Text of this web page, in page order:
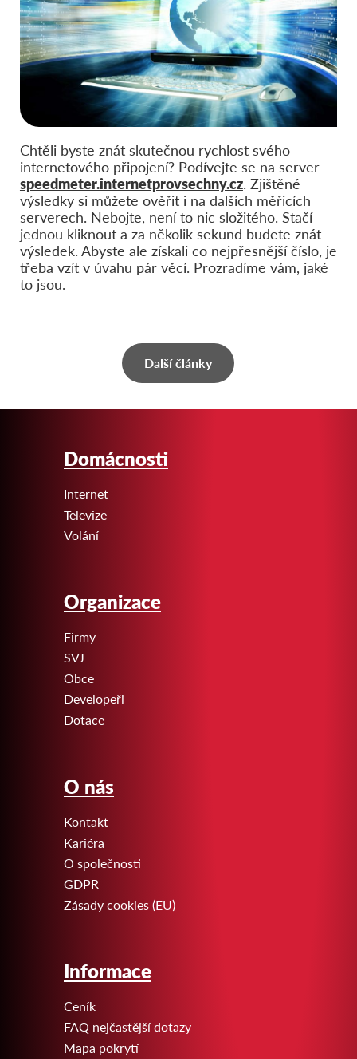
Chtěli byste znát skutečnou rychlost svého
internetového připojení? Podívejte se na server
speedmeter.internetprovsechny.cz. Zjištěné
výsledky si můžete ověřit i na dalších měřicích
serverech. Nebojte, není to nic složitého. Stačí
jednou kliknout a za několik sekund budete znát
výsledek. Abyste ale získali co nejpřesnější číslo, je
třeba vzít v úvahu pár věcí. Prozradíme vám, jaké
to jsou.
Další články
Domácnosti
Internet
Televize
Volání
Organizace
Firmy
SVJ
Obce
Developeři
Dotace
O nás
Kontakt
Kariéra
O společnosti
GDPR
Zásady cookies (EU)
Informace
Ceník
FAQ nejčastější dotazy
Mapa pokrytí